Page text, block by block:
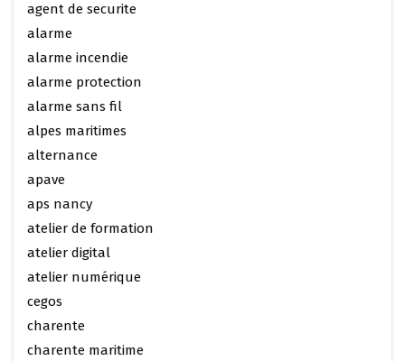
agent de securite
alarme
alarme incendie
alarme protection
alarme sans fil
alpes maritimes
alternance
apave
aps nancy
atelier de formation
atelier digital
atelier numérique
cegos
charente
charente maritime